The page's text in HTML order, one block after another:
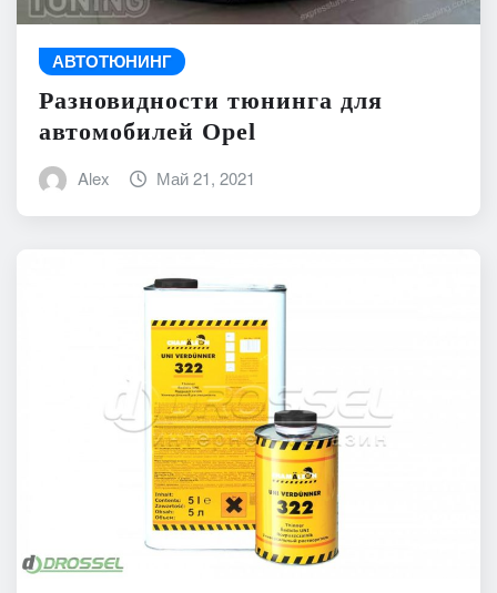
АВТОТЮНИНГ
Разновидности тюнинга для
автомобилей Opel
Alex Май 21, 2021